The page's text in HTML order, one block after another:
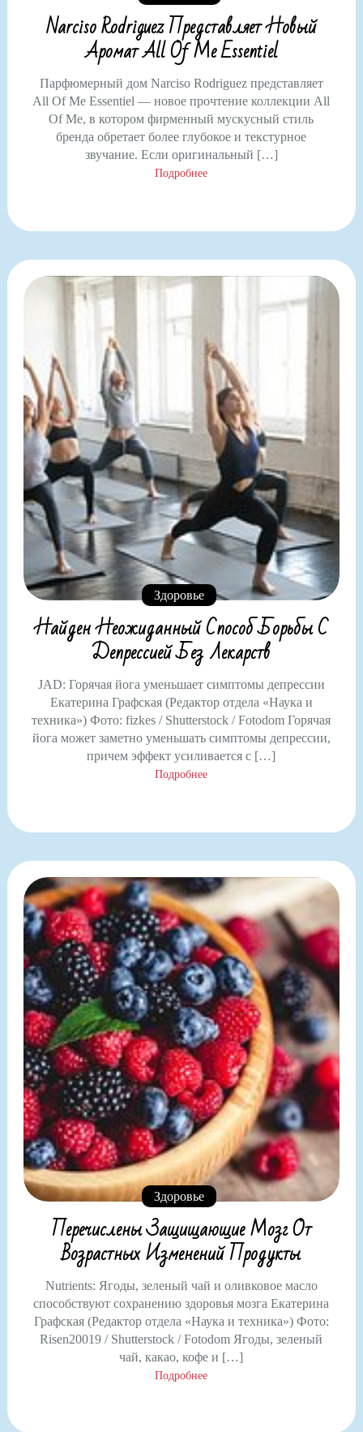
Narciso Rodriguez Представляет Новый
Аромат All Of Me Essentiel
Парфюмерный дом Narciso Rodriguez представляет
All Of Me Essentiel — новое прочтение коллекции All
Of Me, в котором фирменный мускусный стиль
бренда обретает более глубокое и текстурное
звучание. Если оригинальный […]
Подробнее
Здоровье
Найден Неожиданный Способ Борьбы С
Депрессией Без Лекарств
JAD: Горячая йога уменьшает симптомы депрессии
Екатерина Графская (Редактор отдела «Наука и
техника») Фото: fizkes / Shutterstock / Fotodom Горячая
йога может заметно уменьшать симптомы депрессии,
причем эффект усиливается с […]
Подробнее
Здоровье
Перечислены Защищающие Мозг От
Возрастных Изменений Продукты
Nutrients: Ягоды, зеленый чай и оливковое масло
способствуют сохранению здоровья мозга Екатерина
Графская (Редактор отдела «Наука и техника») Фото:
Risen20019 / Shutterstock / Fotodom Ягоды, зеленый
чай, какао, кофе и […]
Подробнее